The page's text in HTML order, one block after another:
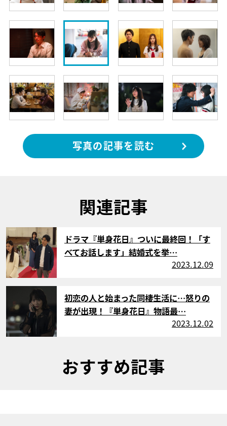
写真の記事を読む
関連記事
サムネイル
ドラマ『単身花日』ついに最終回！「す
べてお話します」結婚式を挙…
2023.12.09
サムネイル
初恋の人と始まった同棲生活に…怒りの
妻が出現！『単身花日』物語最…
2023.12.02
おすすめ記事